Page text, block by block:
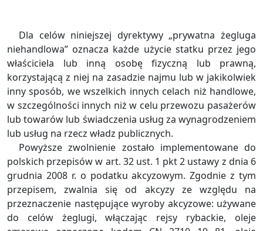
Dla celów niniejszej dyrektywy „prywatna żegluga
niehandlowa” oznacza każde użycie statku przez jego
właściciela lub inną osobę fizyczną lub prawną,
korzystającą z niej na zasadzie najmu lub w jakikolwiek
inny sposób, we wszelkich innych celach niż handlowe,
w szczególności innych niż w celu przewozu pasażerów
lub towarów lub świadczenia usług za wynagrodzeniem
lub usług na rzecz władz publicznych.
Powyższe zwolnienie zostało implementowane do
polskich przepisów w art. 32 ust. 1 pkt 2 ustawy z dnia 6
grudnia 2008 r. o podatku akcyzowym. Zgodnie z tym
przepisem, zwalnia się od akcyzy ze względu na
przeznaczenie następujące wyroby akcyzowe: używane
do celów żeglugi, włączając rejsy rybackie, oleje